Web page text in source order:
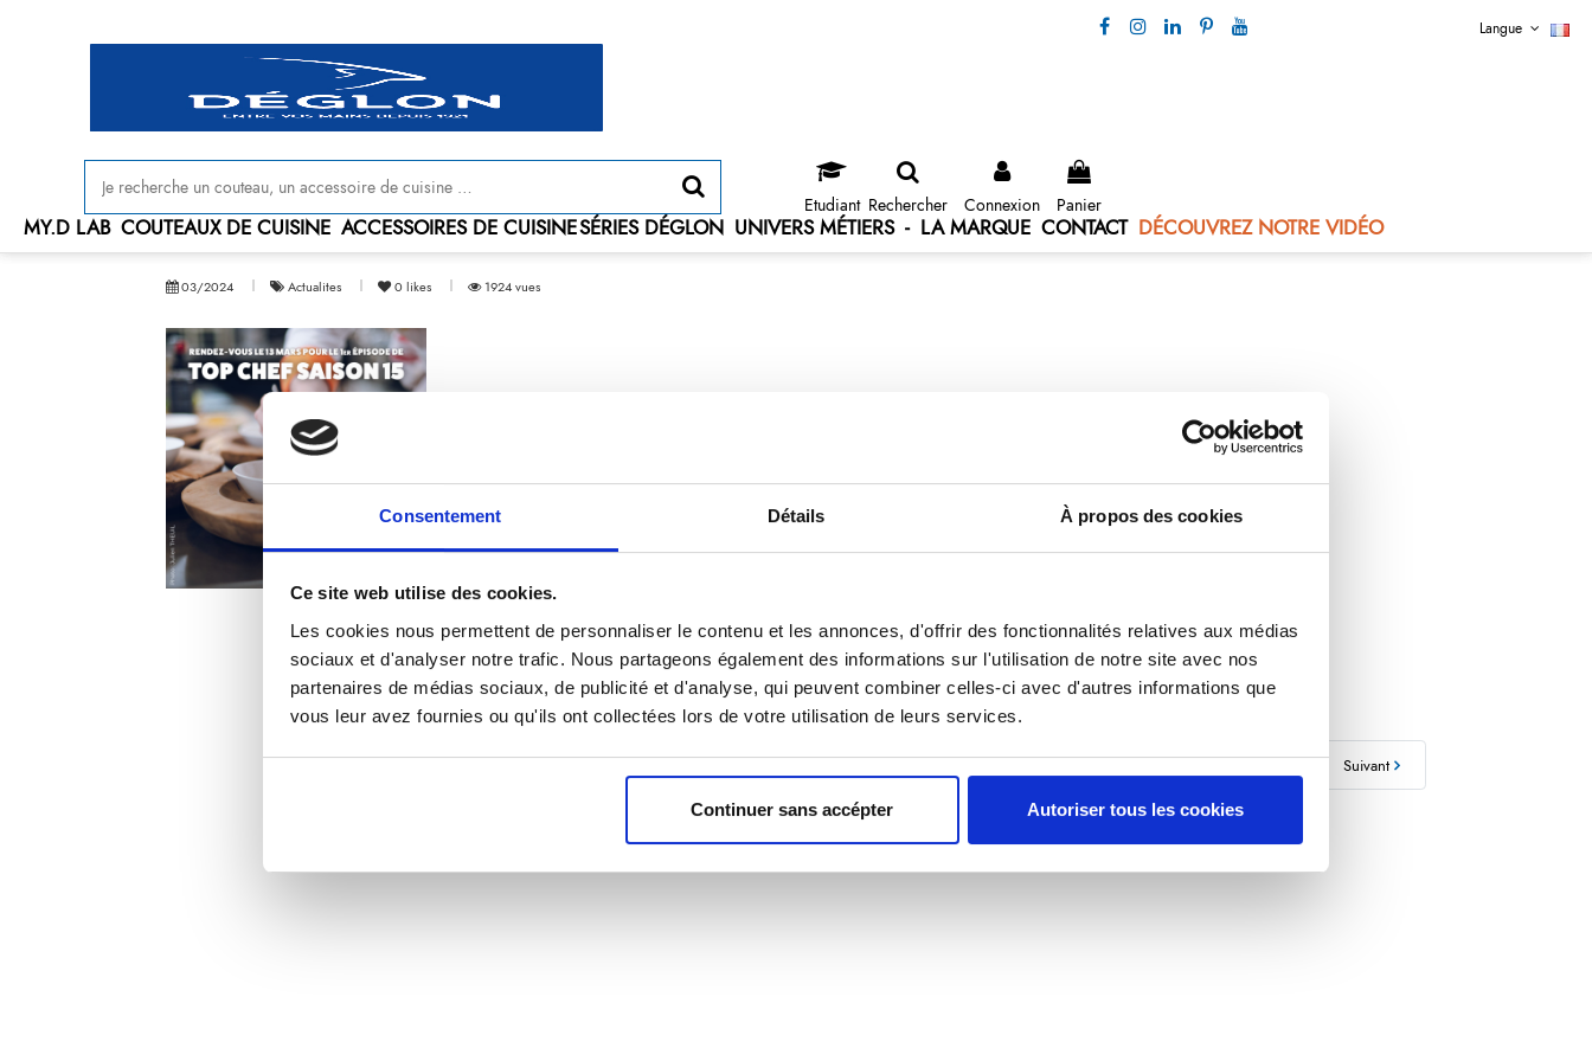
Consentement Détails À propos des cookies
Ce site web utilise des cookies.
Les cookies nous permettent de personnaliser le contenu et les annonces, d'offrir des fonctionnalités relatives aux médias
sociaux et d'analyser notre trafic. Nous partageons également des informations sur l'utilisation de notre site avec nos
partenaires de médias sociaux, de publicité et d'analyse, qui peuvent combiner celles-ci avec d'autres informations que
vous leur avez fournies ou qu'ils ont collectées lors de votre utilisation de leurs services.
Continuer sans accépter Autoriser tous les cookies
Langue
Etudiant Rechercher Connexion Panier
MY.D LAB COUTEAUX DE CUISINE ACCESSOIRES DE CUISINESÉRIES DÉGLON UNIVERS MÉTIERS - LA MARQUE CONTACT DÉCOUVREZ NOTRE VIDÉO
03/2024 Actualites 0likes 1924 vues
En savoir plus
Précédent Retour Suivant